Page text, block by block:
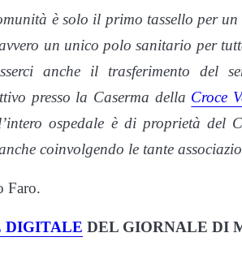
è solo il primo tassello per
un unico polo sanitario per
anche il trasferimento del
presso la Caserma della Croce
ospedale è di proprietà del
coinvolgendo le tante
Faro.
DIGITALE DEL GIORNALE DI